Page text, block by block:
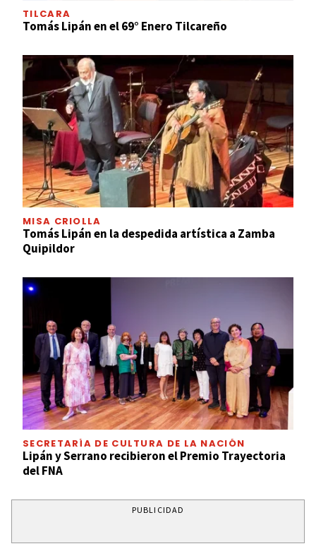
TILCARA
Tomás Lipán en el 69° Enero Tilcareño
MISA CRIOLLA
Tomás Lipán en la despedida artística a Zamba
Quipildor
SECRETARÍA DE CULTURA DE LA NACIÓN
Lipán y Serrano recibieron el Premio Trayectoria
del FNA
PUBLICIDAD